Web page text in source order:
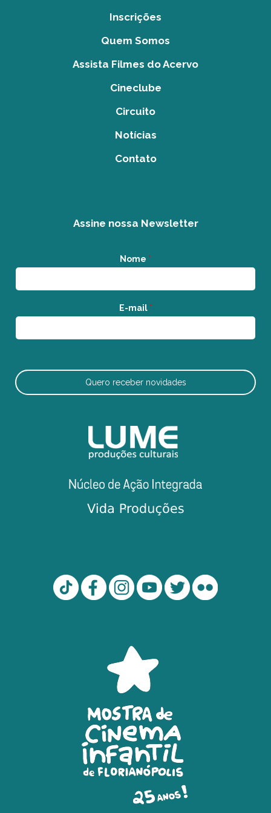
Inscrições
Quem Somos
Assista Filmes do Acervo
Cineclube
Circuito
Notícias
Contato
Assine nossa Newsletter
Nome *
E-mail *
Quero receber novidades